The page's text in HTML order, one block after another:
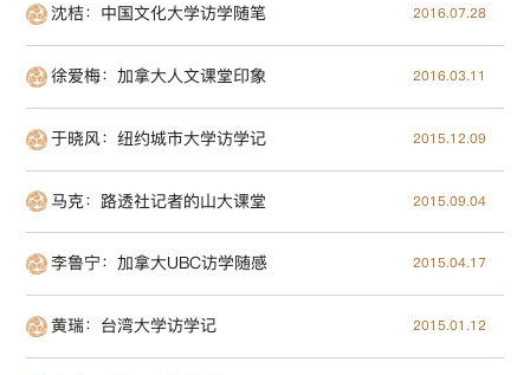
沈桔：中国文化大学访学随笔 2016.07.28
徐爱梅：加拿大人文课堂印象 2016.03.11
于晓风：纽约城市大学访学记 2015.12.09
马克：路透社记者的山大课堂 2015.09.04
李鲁宁：加拿大UBC访学随感 2015.04.17
黄瑞：台湾大学访学记 2015.01.12